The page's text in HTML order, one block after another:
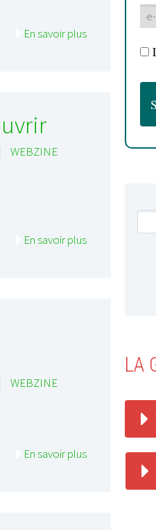
En savoir plus
WEBZINE
En savoir plus
WEBZINE
En savoir plus
LA